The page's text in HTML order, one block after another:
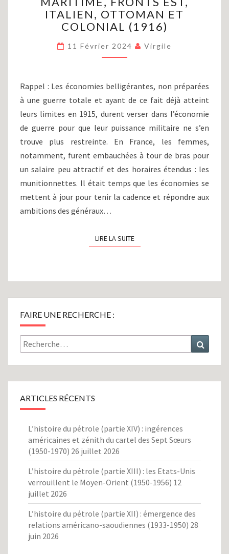
VII)
:
BATAILLES
NAVALES,
BLOCUS
EST,
ITALIEN,
OTTOMAN
ET
(1916)
ITALIEN, OTTOMAN ET
COLONIAL (1916)
11 Février 2024 Virgile
Rappel : Les économies belligérantes, non préparées
à une guerre totale et ayant de ce fait déjà atteint
leurs limites en 1915, durent verser dans l’économie
de guerre pour que leur puissance militaire ne s’en
trouve plus restreinte. En France, les femmes,
notamment, furent embauchées à tour de bras pour
un salaire peu attractif et des horaires étendus : les
munitionnettes. Il était temps que les économies se
mettent à jour pour tenir la cadence et répondre aux
ambitions des généraux…
LIRE LA SUITELIRE LA SUITE
FAIRE UNE RECHERCHE :
Rechercher :
ARTICLES RÉCENTS
L’histoire du pétrole (partie XIV) : ingérences
américaines et zénith du cartel des Sept Sœurs
(1950-1970) 26 juillet 2026
L’histoire du pétrole (partie XIII) : les Etats-Unis
verrouillent le Moyen-Orient (1950-1956) 12
juillet 2026
L’histoire du pétrole (partie XII) : émergence des
relations américano-saoudiennes (1933-1950) 28
juin 2026